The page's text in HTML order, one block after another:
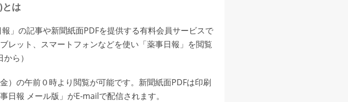
とは
」の記事や新聞紙面PDFを提供する有料会員サービスで
レット、スマートフォンなどを使い「薬事日報」を閲覧
ら）
の午前０時より閲覧が可能です。新聞紙面PDFは印刷
報 メール版」がE-mailで配信されます。